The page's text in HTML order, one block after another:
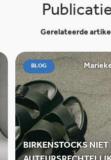
Gerelateerde
BLOG
BIRKENSTOCKS NIET